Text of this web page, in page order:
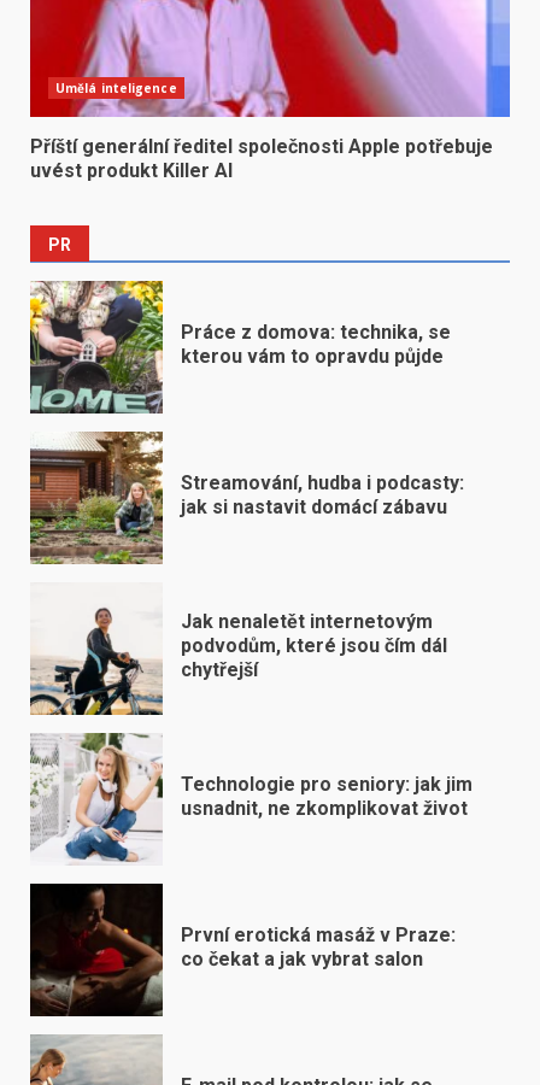
Umělá inteligence
Příští generální ředitel společnosti Apple potřebuje
uvést produkt Killer AI
PR
Práce z domova: technika, se
kterou vám to opravdu půjde
Streamování, hudba i podcasty:
jak si nastavit domácí zábavu
Jak nenaletět internetovým
podvodům, které jsou čím dál
chytřejší
Technologie pro seniory: jak jim
usnadnit, ne zkomplikovat život
První erotická masáž v Praze:
co čekat a jak vybrat salon